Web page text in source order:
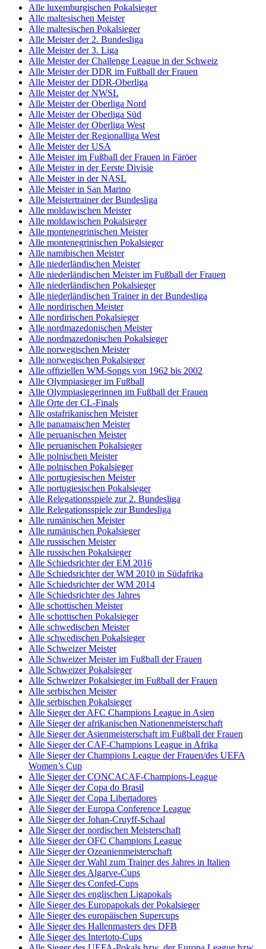
Alle luxemburgischen Pokalsieger
Alle maltesischen Meister
Alle maltesischen Pokalsieger
Alle Meister der 2. Bundesliga
Alle Meister der 3. Liga
Alle Meister der Challenge League in der Schweiz
Alle Meister der DDR im Fußball der Frauen
Alle Meister der DDR-Oberliga
Alle Meister der NWSL
Alle Meister der Oberliga Nord
Alle Meister der Oberliga Süd
Alle Meister der Oberliga West
Alle Meister der Regionalliga West
Alle Meister der USA
Alle Meister im Fußball der Frauen in Färöer
Alle Meister in der Eerste Divisie
Alle Meister in der NASL
Alle Meister in San Marino
Alle Meistertrainer der Bundesliga
Alle moldawischen Meister
Alle moldawischen Pokalsieger
Alle montenegrinischen Meister
Alle montenegrinischen Pokalsieger
Alle namibischen Meister
Alle niederländischen Meister
Alle niederländischen Meister im Fußball der Frauen
Alle niederländischen Pokalsieger
Alle niederländischen Trainer in der Bundesliga
Alle nordirischen Meister
Alle nordirischen Pokalsieger
Alle nordmazedonischen Meister
Alle nordmazedonischen Pokalsieger
Alle norwegischen Meister
Alle norwegischen Pokalsieger
Alle offiziellen WM-Songs von 1962 bis 2002
Alle Olympiasieger im Fußball
Alle Olympiasiegerinnen im Fußball der Frauen
Alle Orte der CL-Finals
Alle ostafrikanischen Meister
Alle panamaischen Meister
Alle peruanischen Meister
Alle peruanischen Pokalsieger
Alle polnischen Meister
Alle polnischen Pokalsieger
Alle portugiesischen Meister
Alle portugiesischen Pokalsieger
Alle Relegationsspiele zur 2. Bundesliga
Alle Relegationsspiele zur Bundesliga
Alle rumänischen Meister
Alle rumänischen Pokalsieger
Alle russischen Meister
Alle russischen Pokalsieger
Alle Schiedsrichter der EM 2016
Alle Schiedsrichter der WM 2010 in Südafrika
Alle Schiedsrichter der WM 2014
Alle Schiedsrichter des Jahres
Alle schottischen Meister
Alle schottischen Pokalsieger
Alle schwedischen Meister
Alle schwedischen Pokalsieger
Alle Schweizer Meister
Alle Schweizer Meister im Fußball der Frauen
Alle Schweizer Pokalsieger
Alle Schweizer Pokalsieger im Fußball der Frauen
Alle serbischen Meister
Alle serbischen Pokalsieger
Alle Sieger der AFC Champions League in Asien
Alle Sieger der afrikanischen Nationenmeisterschaft
Alle Sieger der Asienmeisterschaft im Fußball der Frauen
Alle Sieger der CAF-Champions League in Afrika
Alle Sieger der Champions League der Frauen/des UEFA
Women’s Cup
Alle Sieger der CONCACAF-Champions-League
Alle Sieger der Copa do Brasil
Alle Sieger der Copa Libertadores
Alle Sieger der Europa Conference League
Alle Sieger der Johan-Cruyff-Schaal
Alle Sieger der nordischen Meisterschaft
Alle Sieger der OFC Champions League
Alle Sieger der Ozeanienmeisterschaft
Alle Sieger der Wahl zum Trainer des Jahres in Italien
Alle Sieger des Algarve-Cups
Alle Sieger des Confed-Cups
Alle Sieger des englischen Ligapokals
Alle Sieger des Europapokals der Pokalsieger
Alle Sieger des europäischen Supercups
Alle Sieger des Hallenmasters des DFB
Alle Sieger des Intertoto-Cups